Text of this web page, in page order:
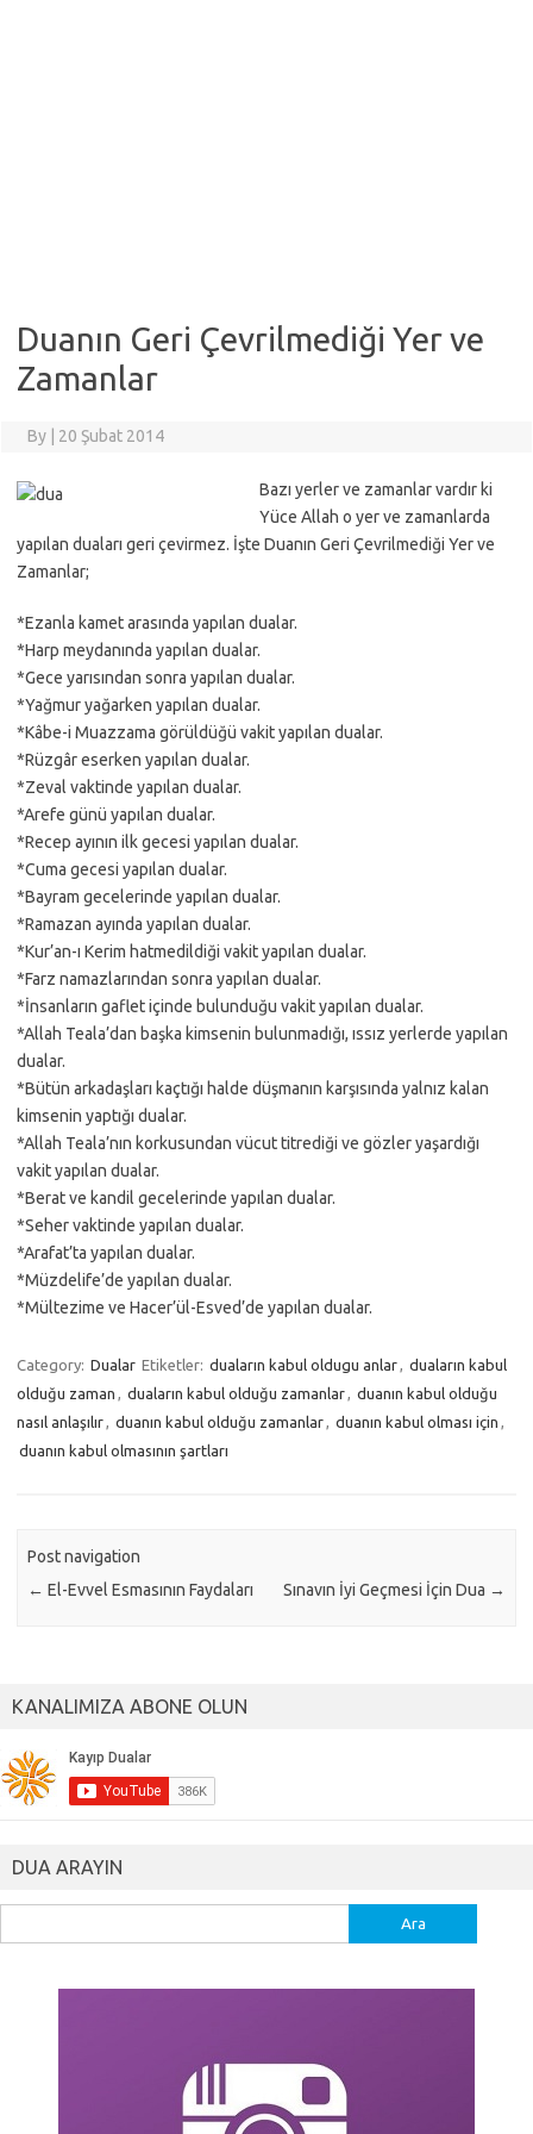
Duanın Geri Çevrilmediği Yer ve
Zamanlar
By 20 Şubat 2014
Bazı yerler ve zamanlar vardır ki
Yüce Allah o yer ve zamanlarda
yapılan duaları geri çevirmez. İşte Duanın Geri Çevrilmediği Yer ve
Zamanlar;
*Ezanla kamet arasında yapılan dualar.
*Harp meydanında yapılan dualar.
*Gece yarısından sonra yapılan dualar.
*Yağmur yağarken yapılan dualar.
*Kâbe-i Muazzama görüldüğü vakit yapılan dualar.
*Rüzgâr eserken yapılan dualar.
*Zeval vaktinde yapılan dualar.
*Arefe günü yapılan dualar.
*Recep ayının ilk gecesi yapılan dualar.
*Cuma gecesi yapılan dualar.
*Bayram gecelerinde yapılan dualar.
*Ramazan ayında yapılan dualar.
*Kur’an-ı Kerim hatmedildiği vakit yapılan dualar.
*Farz namazlarından sonra yapılan dualar.
*İnsanların gaflet içinde bulunduğu vakit yapılan dualar.
*Allah Teala’dan başka kimsenin bulunmadığı, ıssız yerlerde yapılan
dualar.
*Bütün arkadaşları kaçtığı halde düşmanın karşısında yalnız kalan
kimsenin yaptığı dualar.
*Allah Teala’nın korkusundan vücut titrediği ve gözler yaşardığı
vakit yapılan dualar.
*Berat ve kandil gecelerinde yapılan dualar.
*Seher vaktinde yapılan dualar.
*Arafat’ta yapılan dualar.
*Müzdelife’de yapılan dualar.
*Mültezime ve Hacer’ül-Esved’de yapılan dualar.
Category: Dualar Etiketler: duaların kabul oldugu anlar, duaların kabul
olduğu zaman , duaların kabul olduğu zamanlar, duanın kabul olduğu
nasıl anlaşılır, duanın kabul olduğu zamanlar, duanın kabul olması için ,
duanın kabul olmasının şartları
Post navigation
← El-Evvel Esmasının Faydaları Sınavın İyi Geçmesi İçin Dua →
KANALIMIZA ABONE OLUN
DUA ARAYIN